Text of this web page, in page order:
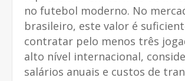
no futebol moderno. No
brasileiro, este valor é
contratar pelo menos três
alto nível internacional,
salários anuais e custos de